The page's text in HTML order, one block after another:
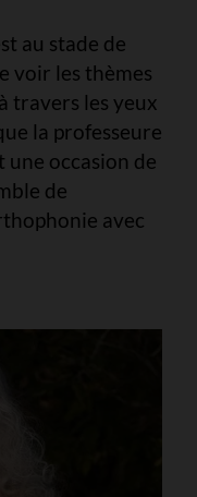
au stade de
voir les thèmes
travers les yeux
la professeure
une occasion de
de
avec